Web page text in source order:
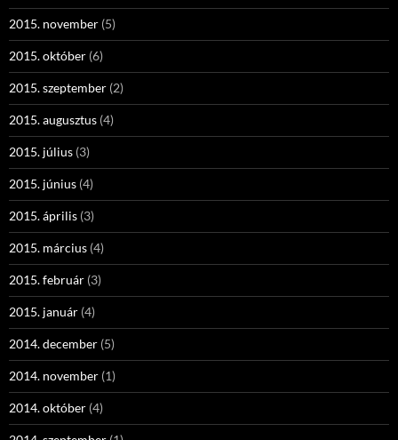
2015. november (5)
2015. október (6)
2015. szeptember (2)
2015. augusztus (4)
2015. július (3)
2015. június (4)
2015. április (3)
2015. március (4)
2015. február (3)
2015. január (4)
2014. december (5)
2014. november (1)
2014. október (4)